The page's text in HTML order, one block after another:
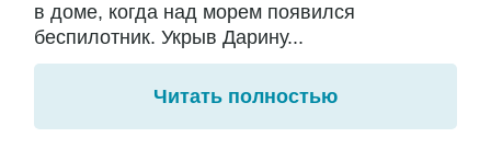
в доме, когда над морем появился
беспилотник. Укрыв Дарину...
Читать полностью